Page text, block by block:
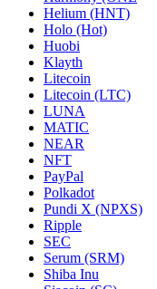
Helium (HNT)
Holo (Hot)
Huobi
Klayth
Litecoin
Litecoin (LTC)
LUNA
MATIC
NEAR
NFT
PayPal
Polkadot
Pundi X (NPXS)
Ripple
SEC
Serum (SRM)
Shiba Inu